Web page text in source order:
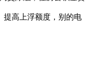
提高上浮额度，别的电